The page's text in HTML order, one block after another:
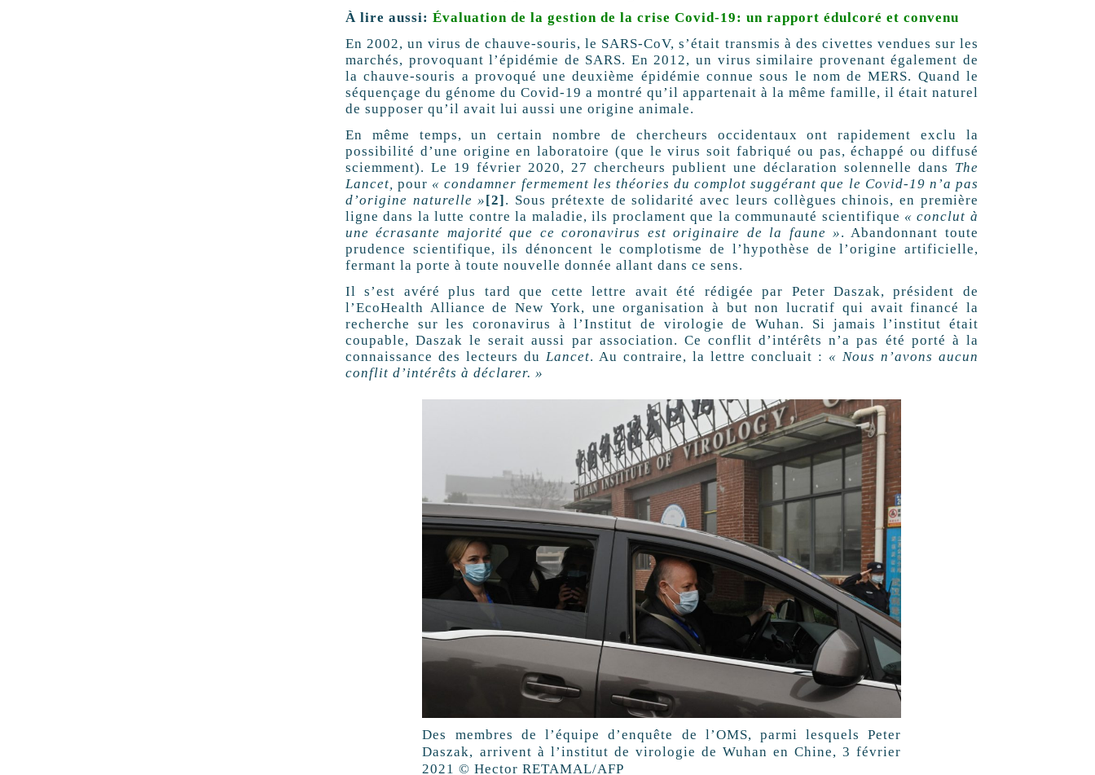
À lire aussi: Évaluation de la gestion de la crise Covid-19: un rapport édulcoré et convenu
En 2002, un virus de chauve-souris, le SARS-CoV, s’était transmis à des civettes vendues sur les
marchés, provoquant l’épidémie de SARS. En 2012, un virus similaire provenant également de
la chauve-souris a provoqué une deuxième épidémie connue sous le nom de MERS. Quand le
séquençage du génome du Covid-19 a montré qu’il appartenait à la même famille, il était naturel
de supposer qu’il avait lui aussi une origine animale.
En même temps, un certain nombre de chercheurs occidentaux ont rapidement exclu la
possibilité d’une origine en laboratoire (que le virus soit fabriqué ou pas, échappé ou diffusé
sciemment). Le 19 février 2020, 27 chercheurs publient une déclaration solennelle dans The
Lancet, pour « condamner fermement les théories du complot suggérant que le Covid-19 n’a pas
d’origine naturelle »[2]. Sous prétexte de solidarité avec leurs collègues chinois, en première
ligne dans la lutte contre la maladie, ils proclament que la communauté scientifique « conclut à
une écrasante majorité que ce coronavirus est originaire de la faune ». Abandonnant toute
prudence scientifique, ils dénoncent le complotisme de l’hypothèse de l’origine artificielle,
fermant la porte à toute nouvelle donnée allant dans ce sens.
Il s’est avéré plus tard que cette lettre avait été rédigée par Peter Daszak, président de
l’EcoHealth Alliance de New York, une organisation à but non lucratif qui avait financé la
recherche sur les coronavirus à l’Institut de virologie de Wuhan. Si jamais l’institut était
coupable, Daszak le serait aussi par association. Ce conflit d’intérêts n’a pas été porté à la
connaissance des lecteurs du Lancet. Au contraire, la lettre concluait : « Nous n’avons aucun
conflit d’intérêts à déclarer. »
Des membres de l’équipe d’enquête de l’OMS, parmi lesquels Peter
Daszak, arrivent à l’institut de virologie de Wuhan en Chine, 3 février
2021 © Hector RETAMAL/AFP